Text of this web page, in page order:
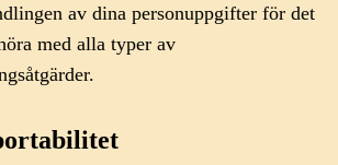
av dina personuppgifter för det
med alla typer av